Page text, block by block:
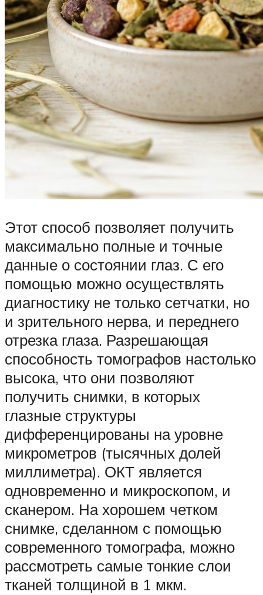
Этот способ позволяет получить
максимально полные и точные
данные о состоянии глаз. С его
помощью можно осуществлять
диагностику не только сетчатки, но
и зрительного нерва, и переднего
отрезка глаза. Разрешающая
способность томографов настолько
высока, что они позволяют
получить снимки, в которых
глазные структуры
дифференцированы на уровне
микрометров (тысячных долей
миллиметра). ОКТ является
одновременно и микроскопом, и
сканером. На хорошем четком
снимке, сделанном с помощью
современного томографа, можно
рассмотреть самые тонкие слои
тканей толщиной в 1 мкм.